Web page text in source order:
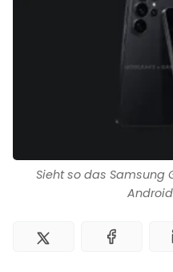
Sieht so das Samsung